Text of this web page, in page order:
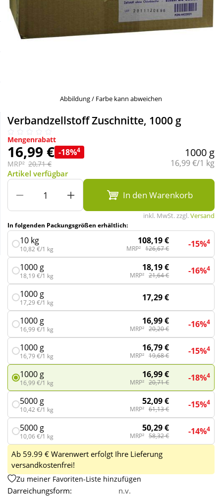
Schnäppchen
Täglich gut versorgt
Liebe & Erotik
Nahrungsergänzung
Natur & Homöopathie
Sanitätshaus
Wellness
Abbildung / Farbe kann abweichen
Verbandzellstoff Zuschnitte, 1000 g
Mengenrabatt
16,99 € -18%4
MRP² 20,71 €
1000 g
Grundpreis:
16,99 €/1 kg
Artikel verfügbar
In den Warenkorb
inkl. MwSt. zzgl.Versand
In folgenden Packungsgrößen erhältlich:
10 kg
10,82 €/1 kg
108,19 €
MRP² 126,67 € -15%4
1000 g
18,19 €/1 kg
18,19 €
MRP² 21,64 € -16%4
1000 g
17,29 €/1 kg 17,29 €
1000 g
16,99 €/1 kg
16,99 €
MRP² 20,20 € -16%4
1000 g
16,79 €/1 kg
16,79 €
MRP² 19,68 € -15%4
1000 g
16,99 €/1 kg
16,99 €
MRP² 20,71 € -18%4
5000 g
10,42 €/1 kg
52,09 €
MRP² 61,13 € -15%4
5000 g
10,06 €/1 kg
50,29 €
MRP² 58,32 € -14%4
Ab 59.99 € Warenwert erfolgt Ihre Lieferung
versandkostenfrei!
Zu meiner Favoriten-Liste hinzufügen
Darreichungsform:
n.v.